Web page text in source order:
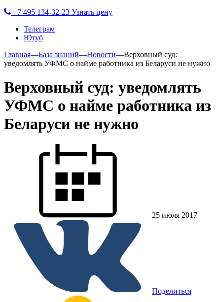
+7 495 134-32-23 Узнать цену
Телеграм
Ютуб
Главная—База знаний—Новости—Верховный суд:
уведомлять УФМС о найме работника из Беларуси не нужно
Верховный суд: уведомлять
УФМС о найме работника из
Беларуси не нужно
25 июля 2017
Поделиться